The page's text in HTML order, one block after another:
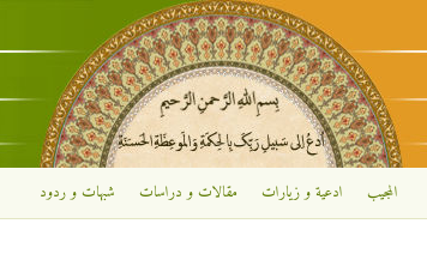
تجاوز إلى المحتوى الرئيسي
المجيب ادعية و زيارات مقالات و دراسات شبهات و ردود